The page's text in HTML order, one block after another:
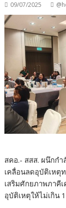
09/07/2025
สคอ.- สสส. ผนึกก
เคลื่อนลดอุบัติเหตุ
เสริมศักยภาพภาคี
อุบัติเหตุให้ไม่เกิน